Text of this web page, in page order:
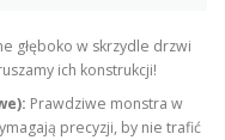
głęboko w skrzydle drzwi
ich konstrukcji!
Prawdziwe monstra w
precyzji, by nie trafić